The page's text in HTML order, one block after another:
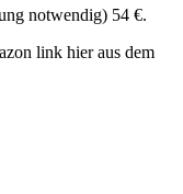
notwendig) 54 €.
link hier aus dem